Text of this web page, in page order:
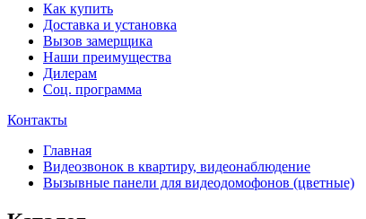
Как купить
Доставка и установка
Вызов замерщика
Наши преимущества
Дилерам
Соц. программа
Контакты
Главная
Видеозвонок в квартиру, видеонаблюдение
Вызывные панели для видеодомофонов (цветные)